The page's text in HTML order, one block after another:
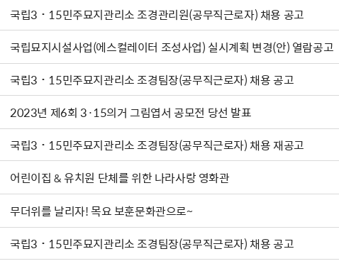
국립3˙15민주묘지관리소 조경관리원(공무직근로자) 채용 공고
국립묘지시설사업(에스컬레이터 조성사업) 실시계획 변경(안) 열람공고
국립3˙15민주묘지관리소 조경팀장(공무직근로자) 채용 공고
2023년 제6회 3·15의거 그림엽서 공모전 당선 발표
국립3˙15민주묘지관리소 조경팀장(공무직근로자) 채용 재공고
어린이집 & 유치원 단체를 위한 나라사랑 영화관
무더위를 날리자! 목요 보훈문화관으로~
국립3˙15민주묘지관리소 조경팀장(공무직근로자) 채용 공고